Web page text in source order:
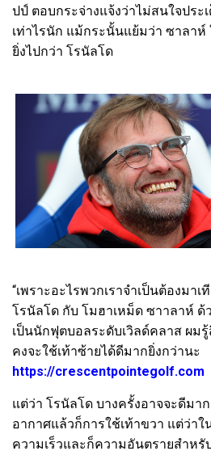
ปป์ ตอบกระจ่างแจ้งว่าไม่สนใจประ
เท่าไรนัก แม้กระนั้นแย้มว่า ซาลาห์
ยิ่งไปกว่า โรนัลโด
“เพราะอะไรพวกเราจำเป็นต้องมาเ
โรนัลโด กับ โมฮาเหม็ด ซาาลาห์ ด้
เป็นนักฟุตบอลระดับเวิลด์คลาส ผม
คงจะใช้เท้าซ้ายได้ดีมากยิ่งกว่านะ
https://crescentpointegolf.com
แต่ว่า โรนัลโด บางครั้งอาจจะดีมา
อากาศแล้วก็การใช้เท้าขวา แต่ว่าใ
ความเร็วและก็ความอันตรายสำหรั